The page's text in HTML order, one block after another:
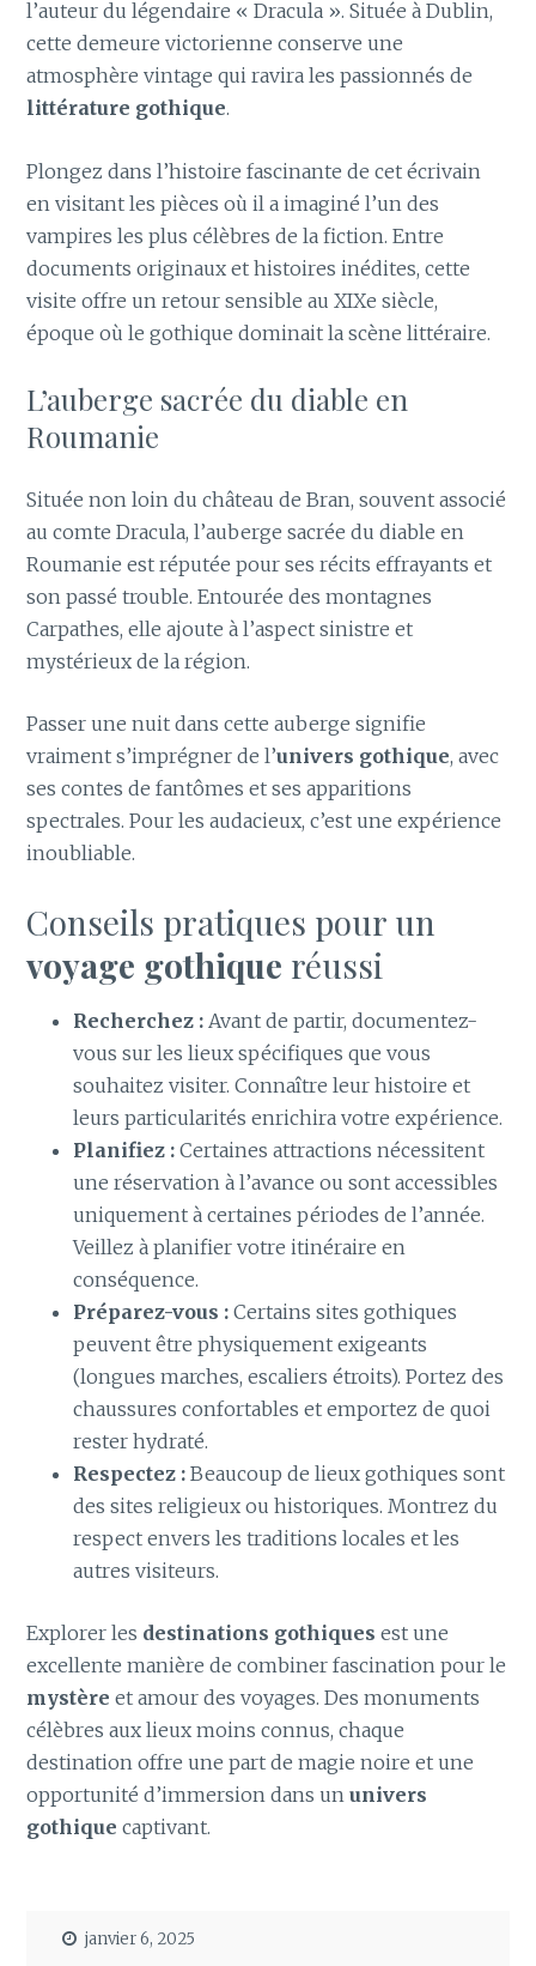
l’auteur du légendaire « Dracula ». Située à Dublin,
cette demeure victorienne conserve une
atmosphère vintage qui ravira les passionnés de
littérature gothique.
Plongez dans l’histoire fascinante de cet écrivain
en visitant les pièces où il a imaginé l’un des
vampires les plus célèbres de la fiction. Entre
documents originaux et histoires inédites, cette
visite offre un retour sensible au XIXe siècle,
époque où le gothique dominait la scène littéraire.
L’auberge sacrée du diable en
Roumanie
Située non loin du château de Bran, souvent associé
au comte Dracula, l’auberge sacrée du diable en
Roumanie est réputée pour ses récits effrayants et
son passé trouble. Entourée des montagnes
Carpathes, elle ajoute à l’aspect sinistre et
mystérieux de la région.
Passer une nuit dans cette auberge signifie
vraiment s’imprégner de l’univers gothique, avec
ses contes de fantômes et ses apparitions
spectrales. Pour les audacieux, c’est une expérience
inoubliable.
Conseils pratiques pour un
voyage gothique réussi
Recherchez :Avant de partir, documentez-
vous sur les lieux spécifiques que vous
souhaitez visiter. Connaître leur histoire et
leurs particularités enrichira votre expérience.
Planifiez :Certaines attractions nécessitent
une réservation à l’avance ou sont accessibles
uniquement à certaines périodes de l’année.
Veillez à planifier votre itinéraire en
conséquence.
Préparez-vous :Certains sites gothiques
peuvent être physiquement exigeants
(longues marches, escaliers étroits). Portez des
chaussures confortables et emportez de quoi
rester hydraté.
Respectez :Beaucoup de lieux gothiques sont
des sites religieux ou historiques. Montrez du
respect envers les traditions locales et les
autres visiteurs.
Explorer les destinations gothiques est une
excellente manière de combiner fascination pour le
mystère et amour des voyages. Des monuments
célèbres aux lieux moins connus, chaque
destination offre une part de magie noire et une
opportunité d’immersion dans ununivers
gothique captivant.
janvier 6, 2025